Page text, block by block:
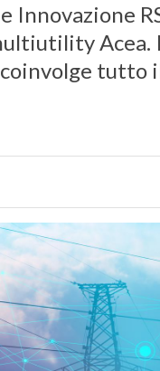
Innovazione
Acea.
tutto